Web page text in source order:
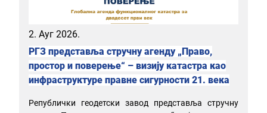
2. Ауг 2026.
РГЗ представља стручну агенду „Право,
простор и поверење“ – визију катастра као
инфраструктуре правне сигурности 21. века
Републички геодетски завод представља стручну